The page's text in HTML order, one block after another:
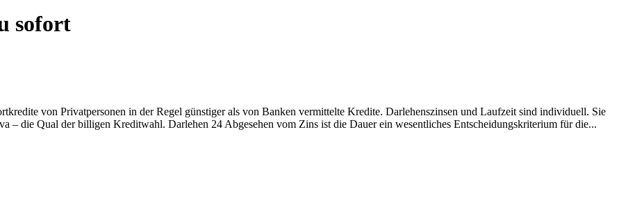
sofort
von Privatpersonen in der Regel günstiger als von Banken vermittelte Kredite. Darlehenszinsen und Laufzeit sind individuell. Sie
– die Qual der billigen Kreditwahl. Darlehen 24 Abgesehen vom Zins ist die Dauer ein wesentliches Entscheidungskriterium für die...